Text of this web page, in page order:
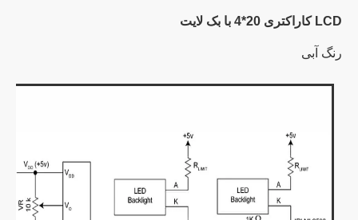
LCD کاراکتری 20*4 با بک لایت
رنگ آبی